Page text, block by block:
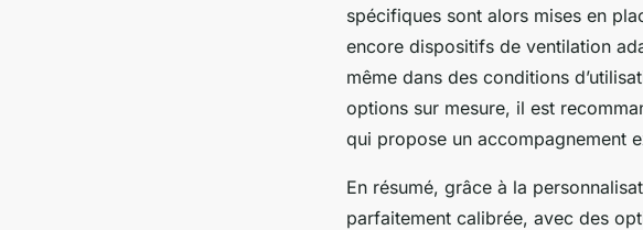
spécifiques sont alors mises en
encore dispositifs de ventilation
même dans des conditions
options sur mesure, il est
qui propose un accompagnement
En résumé, grâce à la
parfaitement calibrée, avec des